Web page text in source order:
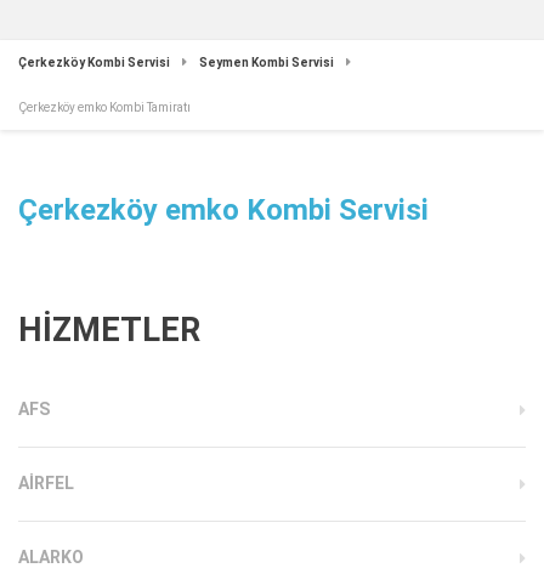
Çerkezköy Kombi Servisi Seymen Kombi Servisi
Çerkezköy emko Kombi Tamiratı
Çerkezköy emko Kombi Servisi
HİZMETLER
AFS
AIRFEL
ALARKO